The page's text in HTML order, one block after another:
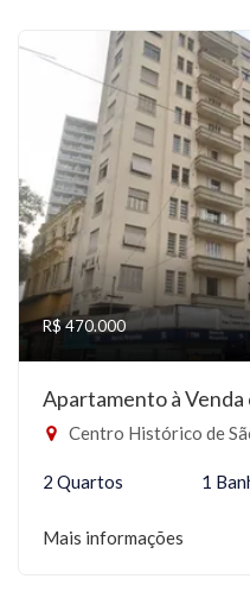
R$ 470.000
Apartamento à Venda
Centro Histórico de
2 Quartos 1
Mais informações